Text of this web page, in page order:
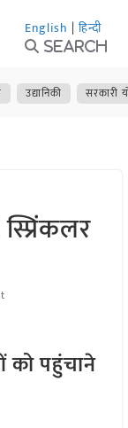
English | हिन्दी
Search
उद्यानिकी सरकारी
को पहुंचाने